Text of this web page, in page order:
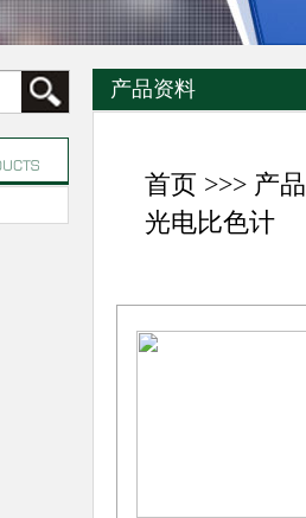
产品资料
首页 >>> 产
光电比色计